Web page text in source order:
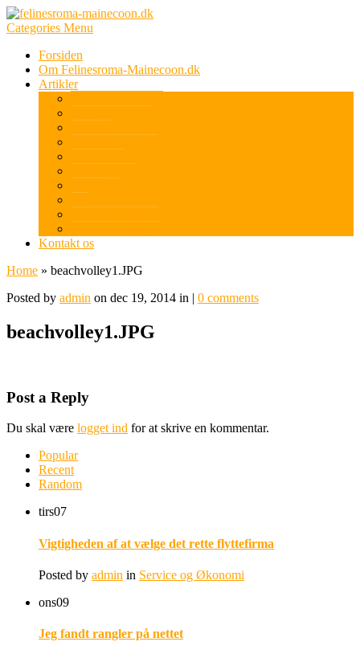
Categories Menu
Forsiden
Om Felinesroma-Mainecoon.dk
Artikler
Kontakt os
Home » beachvolley1.JPG
Posted by admin on dec 19, 2014 in | 0 comments
beachvolley1.JPG
Post a Reply
Du skal være logget ind for at skrive en kommentar.
Popular
Recent
Random
tirs07
Vigtigheden af at vælge det rette flyttefirma
Posted by admin in Service og Økonomi
ons09
Jeg fandt rangler på nettet